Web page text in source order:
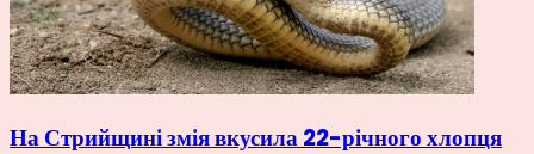
На Стрийщині змія вкусила 22-річного хлопця